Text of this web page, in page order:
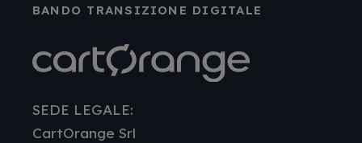
BANDO TRANSIZIONE DIGITALE
SEDE LEGALE:
CartOrange Srl